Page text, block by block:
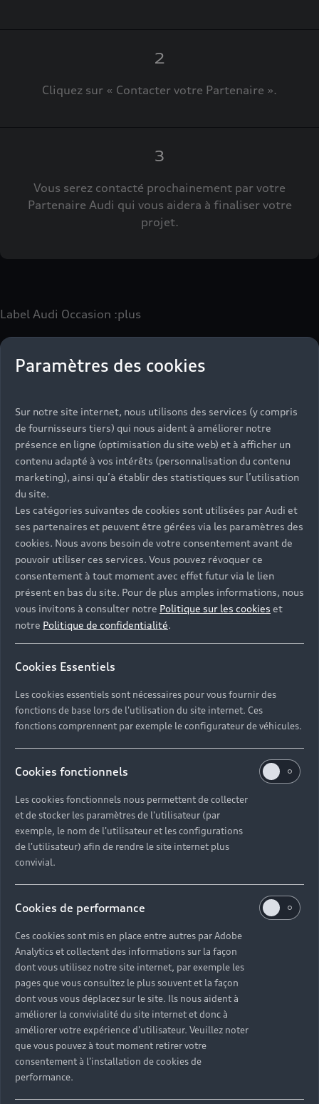
2
Cliquez sur « Contacter votre Partenaire ».
3
Vous serez contacté prochainement par votre
Partenaire Audi qui vous aidera à finaliser votre
projet.
Label Audi Occasion :plus
Le label Audi Occasion:plusvous permet d’acquérir un
véhicules neufs :
- Jusqu'à 130 points de contrôle spécifiques à chaque
motorisation
- Garantie jusqu’à 24 mois et kilométrage illimité
- Assistance 24/7 en France et en Europe
Découvrez également toutes nos offres d’entretien
partir de 19€/mois
Les réponses à vos
questions
Découvrez les réponses à vos diverses questions
immédiatement disponibles avec Audi.
Découvrez toutes les catégories d’Audi d’occasion
Découvrez les déclinaisons sportives S et RS
Trouvez votre Partenaire Audi près de chez vous
Trouvez votre Audi d’occasion par modèle et par
ville
Paramètres des cookies
Sur notre site internet, nous utilisons des services (y compris
de fournisseurs tiers) qui nous aident à améliorer notre
présence en ligne (optimisation du site web) et à afficher un
contenu adapté à vos intérêts (personnalisation du contenu
marketing), ainsi qu’à établir des statistiques sur l’utilisation
du site.
Les catégories suivantes de cookies sont utilisées par Audi et
ses partenaires et peuvent être gérées via les paramètres des
cookies. Nous avons besoin de votre consentement avant de
pouvoir utiliser ces services. Vous pouvez révoquer ce
consentement à tout moment avec effet futur via le lien
présent en bas du site. Pour de plus amples informations, nous
vous invitons à consulter notre Politique sur les cookies et
notre Politique de confidentialité.
Cookies Essentiels
Les cookies essentiels sont nécessaires pour vous fournir des
fonctions de base lors de l'utilisation du site internet. Ces
fonctions comprennent par exemple le configurateur de véhicules.
Cookies fonctionnels
Les cookies fonctionnels nous permettent de collecter
et de stocker les paramètres de l'utilisateur (par
exemple, le nom de l'utilisateur et les configurations
de l'utilisateur) afin de rendre le site internet plus
convivial.
Cookies de performance
Ces cookies sont mis en place entre autres par Adobe
Analytics et collectent des informations sur la façon
dont vous utilisez notre site internet, par exemple les
pages que vous consultez le plus souvent et la façon
dont vous vous déplacez sur le site. Ils nous aident à
améliorer la convivialité du site internet et donc à
améliorer votre expérience d'utilisateur. Veuillez noter
que vous pouvez à tout moment retirer votre
consentement à l'installation de cookies de
performance.